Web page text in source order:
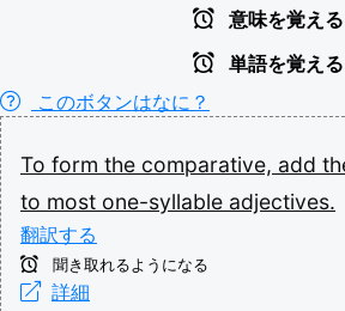
意味を覚える
単語を覚える
このボタンはなに？
To form the comparative, add
to most one-syllable adjectives.
翻訳する
聞き取れるようになる
詳細